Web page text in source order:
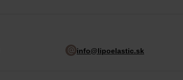
info@lipoelastic.sk